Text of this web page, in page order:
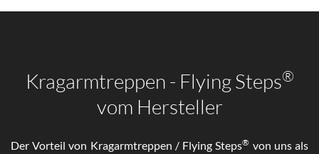
Kragarmtreppen - Flying Steps®
vom Hersteller
Der Vorteil von Kragarmtreppen / Flying Steps® von uns als